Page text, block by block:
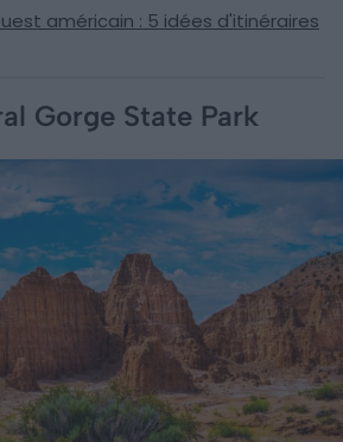
américain : 5 idées d'itinéraires
Gorge State Park